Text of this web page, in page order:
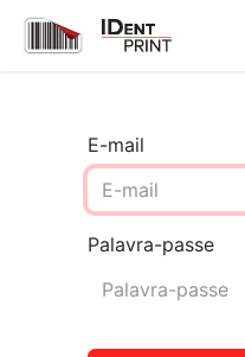
E-mail
Palavra-passe